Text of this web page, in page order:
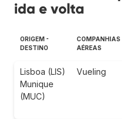
ida e volta
ORIGEM -
DESTINO
COMPANHIAS
AÉREAS
Lisboa (LIS)
Munique
(MUC)
Vueling